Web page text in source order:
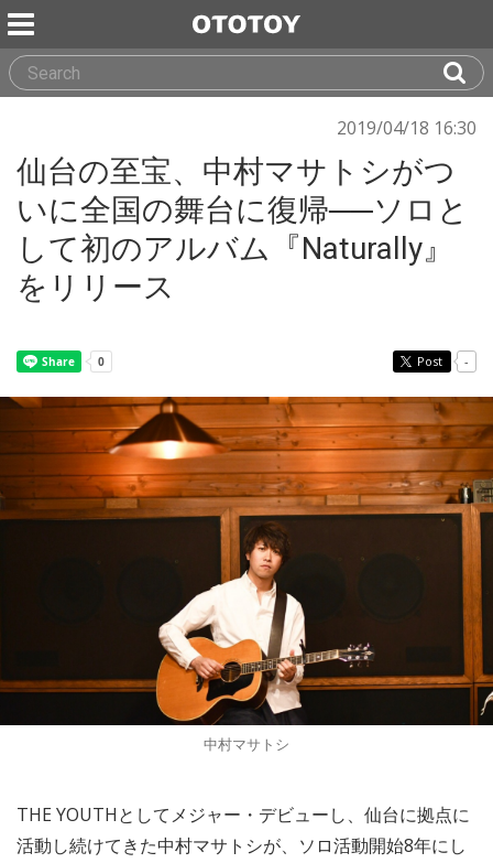
2019/04/18 16:30
仙台の至宝、中村マサトシがつ
いに全国の舞台に復帰──ソロと
して初のアルバム『Naturally』
をリリース
Post -
中村マサトシ
THE YOUTHとしてメジャー・デビューし、仙台に拠点に
活動し続けてきた中村マサトシが、ソロ活動開始8年にし